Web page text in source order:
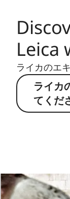
Leica
ライカのエ
ライカ
てくだ